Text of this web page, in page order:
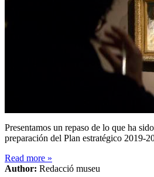
Presentamos un repaso de lo que ha
preparación del Plan estratégico 2019-
Read more »
Author: Redacció museu